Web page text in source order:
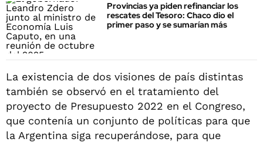
Provincias ya piden refinanciar los
rescates del Tesoro: Chaco dio el
primer paso y se sumarían más
La existencia de dos visiones de país distintas
también se observó en el tratamiento del
proyecto de Presupuesto 2022 en el Congreso,
que contenía un conjunto de políticas para que
la Argentina siga recuperándose, para que